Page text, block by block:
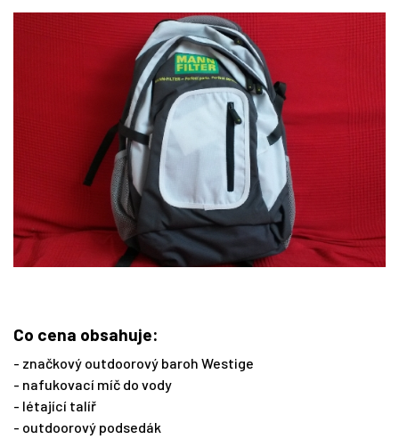
Co cena obsahuje:
- značkový outdoorový baroh Westige
- nafukovací míč do vody
- létající talíř
- outdoorový podsedák